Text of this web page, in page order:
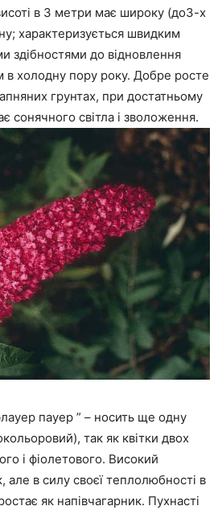
в 3 метри має широку (до3-х
характеризується швидким
здібностями до відновлення
в холодну пору року. Добре росте
грунтах, при достатньому
сонячного світла і зволоження.
пауер ” – носить ще одну
так як квітки двох
і фіолетового. Високий
але в силу своєї теплолюбності в
як напівчагарник. Пухнасті